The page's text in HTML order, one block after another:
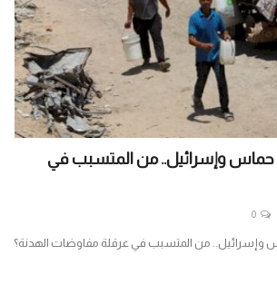
حماس وإسرائيل.. من المتسبب في
0
وإسرائيل.. من المتسبب في عرقلة مفاوضات الهدنة؟